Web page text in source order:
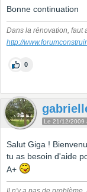
Bonne continuation
Dans la rénovation, faut
http://
0
Le 21/12/2009
Salut Giga !
tu as besoin d'aide
A+